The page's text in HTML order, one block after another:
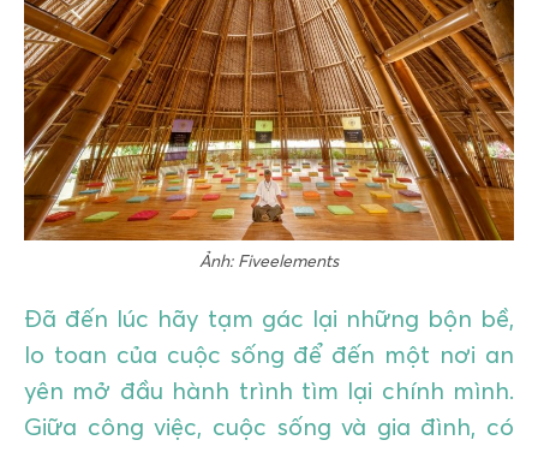
GIÁO DỤC
KỲ NGHỈ & ĐIỂM ĐẾN
QUÀ TẶNG & SỰ KIỆN
LIÊN HỆ
Ảnh: Fiveelements
Đã đến lúc hãy tạm gác lại những bộn bề,
lo toan của cuộc sống để đến một nơi an
yên mở đầu hành trình tìm lại chính mình.
Giữa công việc, cuộc sống và gia đình, có